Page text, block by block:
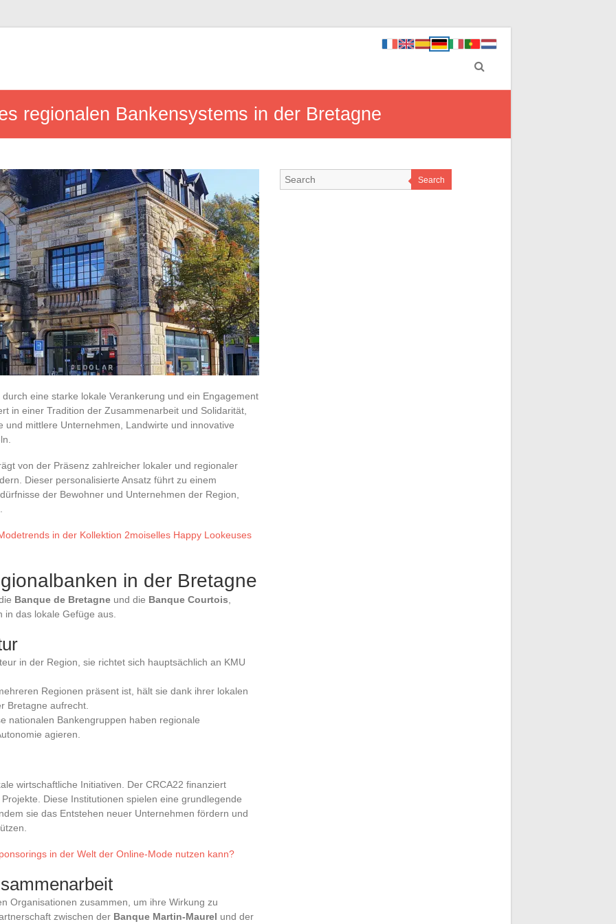
regionalen Bankensystems in der Bretagne
eine starke lokale Verankerung und ein Engagement
in einer Tradition der Zusammenarbeit und Solidarität,
mittlere Unternehmen, Landwirte und innovative
von der Präsenz zahlreicher lokaler und regionaler
Dieser personalisierte Ansatz führt zu einem
der Bewohner und Unternehmen der Region,
in der Kollektion 2moiselles Happy Lookeuses
in der Bretagne
Banque de Bretagne und die Banque Courtois
das lokale Gefüge aus.
in der Region, sie richtet sich hauptsächlich an KMU
Regionen präsent ist, hält sie dank ihrer lokalen
Bretagne aufrecht.
nationalen Bankengruppen haben regionale
agieren.
wirtschaftliche Initiativen. Der CRCA22 finanziert
Diese Institutionen spielen eine grundlegende
sie das Entstehen neuer Unternehmen fördern und
in der Welt der Online-Mode nutzen kann?
Organisationen zusammen, um ihre Wirkung zu
zwischen der Banque Martin-Maurel und der
Search